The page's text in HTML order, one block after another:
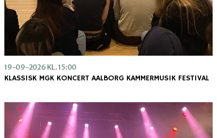
19-09-2026 KL. 15:00
KLASSISK MGK KONCERT AALBORG KAMMERMUSIK FESTIVAL